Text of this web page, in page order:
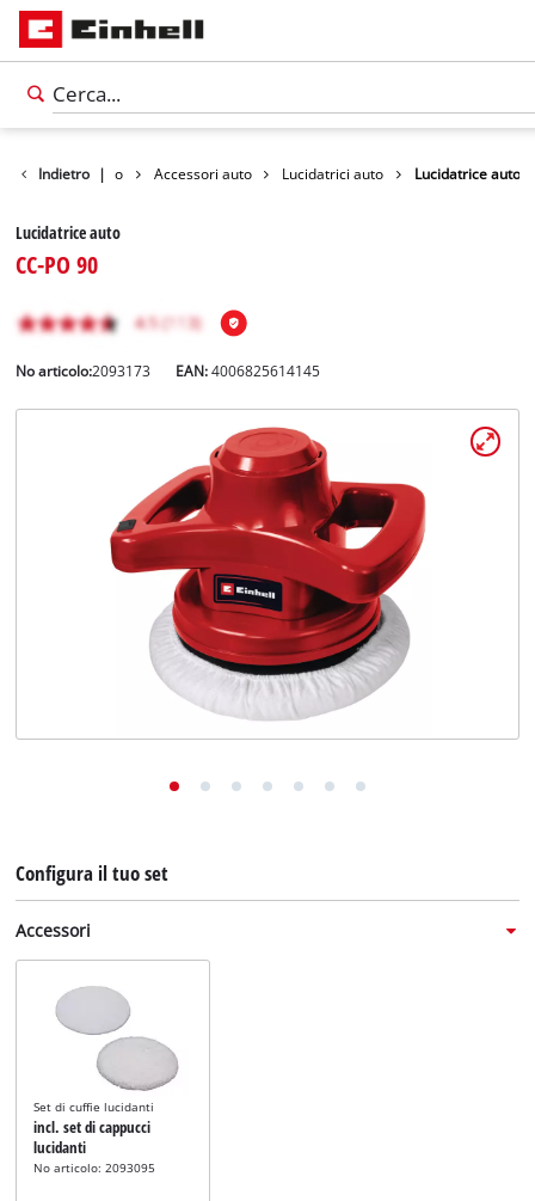
Indietro |
Tempo libero Accessori auto Lucidatrici auto Lucidatrice auto
Lucidatrice auto
CC-PO 90
No articolo:2093173 EAN:4006825614145
Configura il tuo set
Accessori
Set di cuffie lucidanti
incl. set di cappucci
lucidanti
No articolo: 2093095